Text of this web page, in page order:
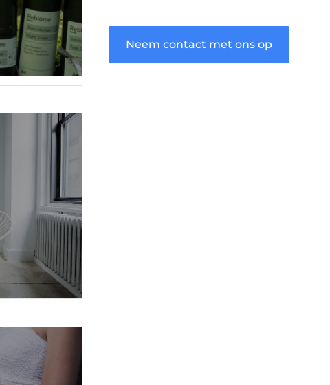
Neem contact met ons op